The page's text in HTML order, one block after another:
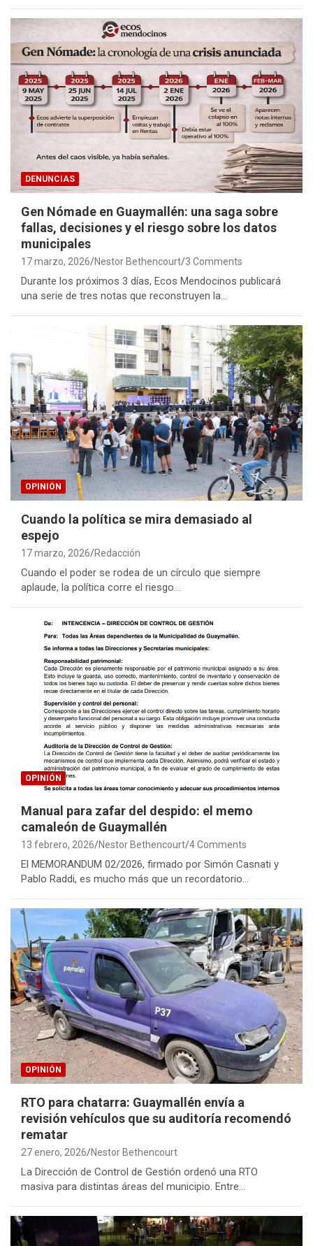
DENUNCIAS
Gen Nómade en Guaymallén: una saga sobre
fallas, decisiones y el riesgo sobre los datos
municipales
17 marzo, 2026 Nestor Bethencourt 3 Comments
Durante los próximos 3 días, Ecos Mendocinos publicará
una serie de tres notas que reconstruyen la…
OPINIÓN
Cuando la política se mira demasiado al
espejo
17 marzo, 2026 Redacción
Cuando el poder se rodea de un círculo que siempre
aplaude, la política corre el riesgo…
OPINIÓN
Manual para zafar del despido: el memo
camaleón de Guaymallén
13 febrero, 2026 Nestor Bethencourt 4 Comments
El MEMORANDUM 02/2026, firmado por Simón Casnati y
Pablo Raddi, es mucho más que un recordatorio…
OPINIÓN
RTO para chatarra: Guaymallén envía a
revisión vehículos que su auditoría recomendó
rematar
27 enero, 2026 Nestor Bethencourt
La Dirección de Control de Gestión ordenó una RTO
masiva para distintas áreas del municipio. Entre…